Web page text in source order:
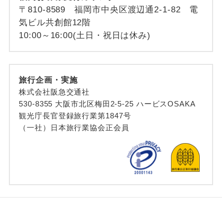
〒810-8589 福岡市中央区渡辺通2-1-82 電
気ビル共創館12階
10:00～16:00(土日・祝日は休み)
旅行企画・実施
株式会社阪急交通社
530-8355 大阪市北区梅田2-5-25 ハービスOSAKA
観光庁長官登録旅行業第1847号
（一社）日本旅行業協会正会員